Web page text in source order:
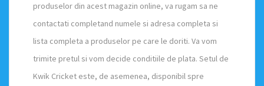
produselor din acest magazin online, va rugam sa ne
contactati completand numele si adresa completa si
lista completa a produselor pe care le doriti. Va vom
trimite pretul si vom decide conditiile de plata. Setul de
Kwik Cricket este, de asemenea, disponibil spre